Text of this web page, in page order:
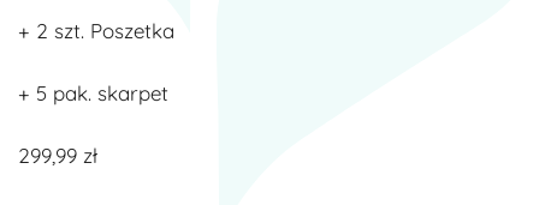
+ 2 szt. Poszetka
+ 5 pak. skarpet
299,99 zł